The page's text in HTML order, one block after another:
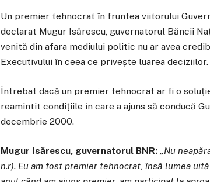
Un premier tehnocrat în fruntea viitorului
declarat Mugur Isărescu, guvernatorul Băncii
venită din afara mediului politic nu ar avea
Executivului în ceea ce privește luarea deciziilor.
Întrebat dacă un premier tehnocrat ar fi o
reamintit condițiile în care a ajuns să conducă
decembrie 2000.
Mugur Isărescu, guvernatorul BNR: „Nu
n.r). Eu am fost premier tehnocrat, însă lumea